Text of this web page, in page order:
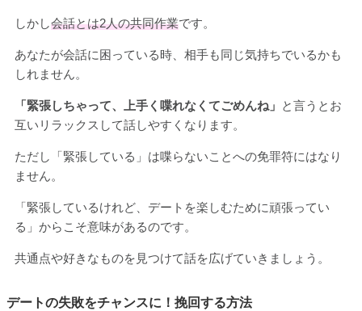
しかし会話とは2人の共同作業です。
あなたが会話に困っている時、相手も同じ気持ちでいるかも
しれません。
「緊張しちゃって、上手く喋れなくてごめんね」 と言うとお
互いリラックスして話しやすくなります。
ただし「緊張している」は喋らないことへの免罪符にはなり
ません。
「緊張しているけれど、デートを楽しむために頑張ってい
る」からこそ意味があるのです。
共通点や好きなものを見つけて話を広げていきましょう。
デートの失敗をチャンスに！挽回する方法